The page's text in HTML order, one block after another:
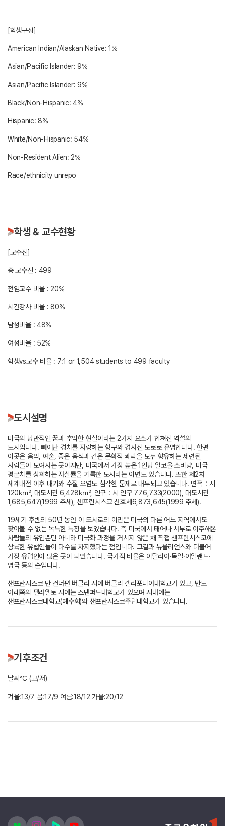
[학생구성]
American Indian/Alaskan Native: 1%
Asian/Pacific Islander: 9%
Asian/Pacific Islander: 9%
Black/Non-Hispanic: 4%
Hispanic: 8%
White/Non-Hispanic: 54%
Non-Resident Alien: 2%
학생 & 교수현황
[교수진]
총 교수진 : 499
전임교수 비율 : 20%
시간강사 비율 : 80%
남성비율 : 48%
여성비율 : 52%
학생vs교수 비율 : 7:1 or 1,504 students to 499 faculty
도시설명
미국의 낭만적인 꿈과 추악한 현실이라는 2가지 요소가 합쳐진 역설의
도시입니다. 빼어난 경치를 자랑하는 항구와 경사진 도로로 유명합니다. 한편
이곳은 음악, 예술, 좋은 음식과 같은 문화적 쾌락을 모두 향유하는 세련된
사람들이 모여사는 곳이지만, 미국에서 가장 높은 1인당 알코올 소비량, 미국
평균치를 상회하는 자살률을 기록한 도시라는 이면도 있습니다. 또한 제2차
세계대전 이후 대기와 수질 오염도 심각한 문제로 대두되고 있습니다. 면적：시
120㎢, 대도시권 6,428㎢, 인구：시 인구 776,733(2000), 대도시권
1,685,647(1999 추세), 샌프란시스코 산호세6,873,645(1999 추세).
19세기 후반의 50년 동안 이 도시로의 이민은 미국의 다른 어느 지역에서도
찾아볼 수 없는 독특한 특징을 보였습니다. 즉 미국에서 태어나 서부로 이주해온
사람들의 유입뿐만 아니라 미국화 과정을 거치지 않은 채 직접 샌프란시스코에
상륙한 유럽인들이 다수를 차지했다는 점입니다. 그결과 뉴올리언스와 더불어
가장 유럽인이 많은 곳이 되었습니다. 국가적 비율은 이탈리아·독일·아일랜드·
영국 등의 순입니다.
샌프란시스코 만 건너편 버클리 시에 버클리 캘리포니아대학교가 있고, 반도
아래쪽의 팰러앨토 시에는 스탠퍼드대학교가 있으며 시내에는
샌프란시스코대학교(예수회)와 샌프란시스코주립대학교가 있습니다.
기후조건
날씨℃ (고/저)
겨울:13/7 봄:17/9 여름:18/12 가을:20/12